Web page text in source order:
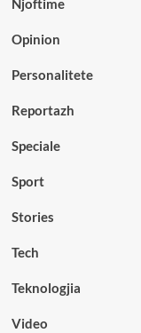
Njoftime
Opinion
Personalitete
Reportazh
Speciale
Sport
Stories
Tech
Teknologjia
Video